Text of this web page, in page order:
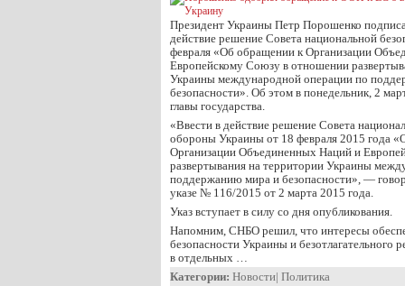
Президент Украины Петр Порошенко
действие решение Совета национальной
февраля «Об обращении к Организации
Европейскому Союзу в отношении
Украины международной операции по
безопасности». Об этом в понедельник, 2
главы государства.
«Ввести в действие решение Совета
обороны Украины от 18 февраля 2015 года
Организации Объединенных Наций и
развертывания на территории Украины
поддержанию мира и безопасности», —
указе № 116/2015 от 2 марта 2015 года.
Указ вступает в силу со дня опубликования.
Напомним, СНБО решил, что интересы
безопасности Украины и безотлагательного
в отдельных …
Категории: Новости| Политика